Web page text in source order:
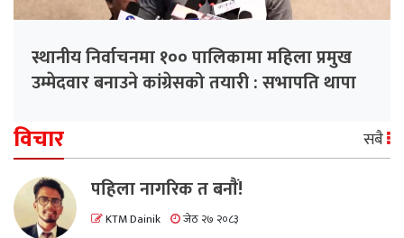
स्थानीय निर्वाचनमा १०० पालिकामा महिला प्रमुख
उम्मेदवार बनाउने कांग्रेसको तयारी : सभापति थापा
विचार सबै
पहिला नागरिक त बनाैं!
KTM Dainik जेठ २७ २०८३